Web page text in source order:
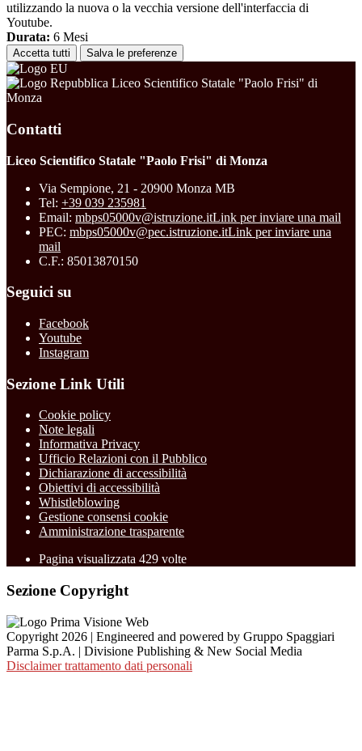
utilizzando la nuova o la vecchia versione dell'interfaccia di
Youtube.
Durata: 6 Mesi
Accetta tutti Salva le preferenze
Liceo Scientifico Statale "Paolo Frisi" di
Monza
Contatti
Liceo Scientifico Statale "Paolo Frisi" di Monza
Via Sempione, 21 - 20900 Monza MB
Tel: +39 039 235981
Email: mbps05000v@istruzione.itLink per inviare una mail
PEC: mbps05000v@pec.istruzione.itLink per inviare una
mail
C.F.: 85013870150
Seguici su
Facebook
Youtube
Instagram
Sezione Link Utili
Cookie policy
Note legali
Informativa Privacy
Ufficio Relazioni con il Pubblico
Dichiarazione di accessibilità
Obiettivi di accessibilità
Whistleblowing
Gestione consensi cookie
Amministrazione trasparente
Pagina visualizzata 429 volte
Sezione Copyright
Copyright 2026 | Engineered and powered by Gruppo Spaggiari
Parma S.p.A. | Divisione Publishing & New Social Media
Disclaimer trattamento dati personali